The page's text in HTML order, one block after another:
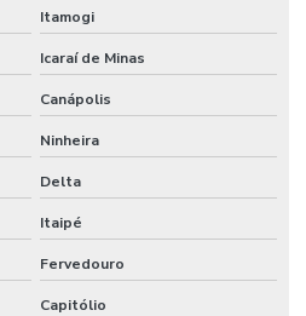
Itamogi
Icaraí de Minas
Canápolis
Ninheira
Delta
Itaipé
Fervedouro
Capitólio